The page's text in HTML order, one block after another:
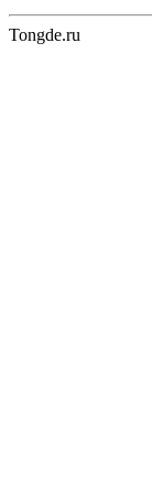
Tongde.ru